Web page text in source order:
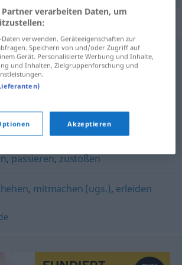
für "erleben"
,
(geh.),(jemandem) passieren
,passieren,zustoßen
, mitmachen (ugs.), erleiden
verarbeiten Daten, um
verwenden. Geräteeigenschaften zur
Speichern von und/oder Zugriff auf
Gerät. Personalisierte Werbung und Inhalte,
und Inhalten, Zielgruppenforschung und
Akzeptieren